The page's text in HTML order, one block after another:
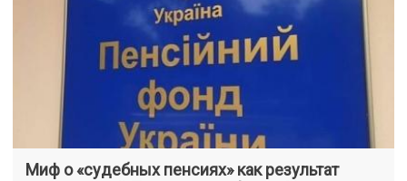
Миф о «судебных пенсиях» как результат